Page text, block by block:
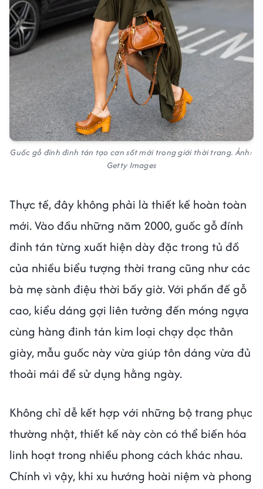
Guốc gỗ đính đinh tán tạo cơn sốt mới trong giới thời trang. Ảnh:
Getty Images
Thực tế, đây không phải là thiết kế hoàn toàn
mới. Vào đầu những năm 2000, guốc gỗ đính
đinh tán từng xuất hiện dày đặc trong tủ đồ
của nhiều biểu tượng thời trang cũng như các
bà mẹ sành điệu thời bấy giờ. Với phần đế gỗ
cao, kiểu dáng gợi liên tưởng đến móng ngựa
cùng hàng đinh tán kim loại chạy dọc thân
giày, mẫu guốc này vừa giúp tôn dáng vừa đủ
thoải mái để sử dụng hằng ngày.
Không chỉ dễ kết hợp với những bộ trang phục
thường nhật, thiết kế này còn có thể biến hóa
linh hoạt trong nhiều phong cách khác nhau.
Chính vì vậy, khi xu hướng hoài niệm và phong